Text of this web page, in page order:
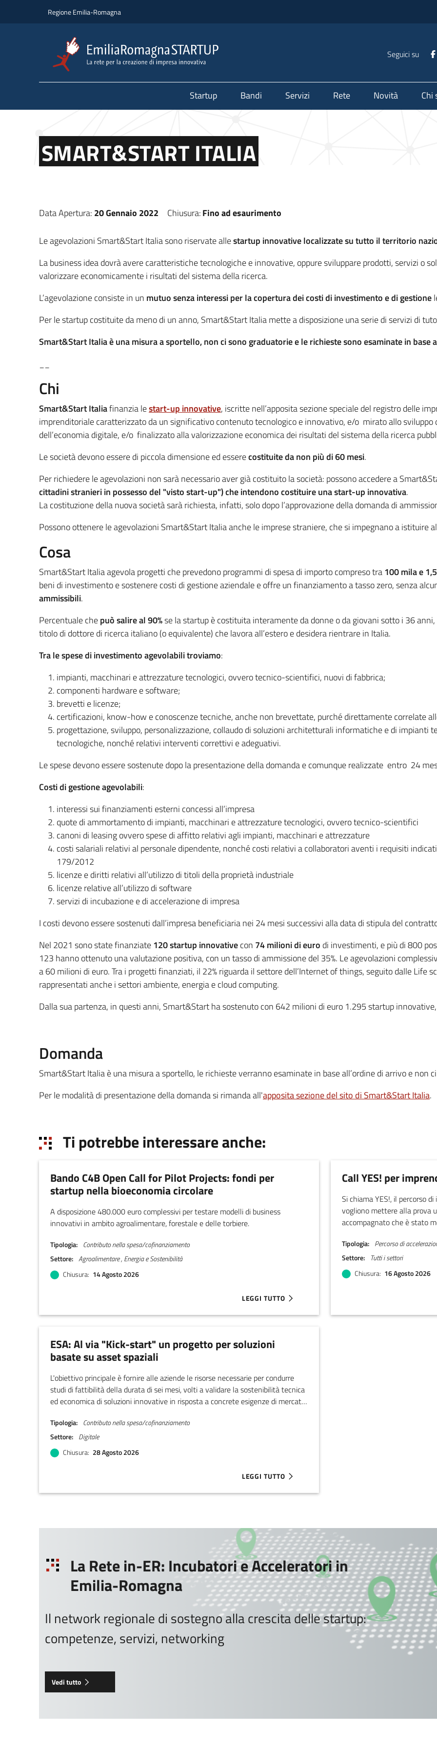
Regione Emilia-Romagna
Seguici su
Startup Bandi Servizi Rete Novità Chi
SMART&START ITALIA
Data Apertura: 20 Gennaio 2022 Chiusura:Fino ad esaurimento
Le agevolazioni Smart&Start Italia sono riservate allestartup innovative localizzate su tutto il territorio
La business idea dovrà avere caratteristiche tecnologiche e innovative, oppure sviluppare prodotti, servizi o
valorizzare economicamente i risultati del sistema della ricerca.
L’agevolazione consiste in un mutuo senza interessi per la copertura dei costi di investimento e di gestione
Per le startup costituite da meno di un anno, Smart&Start Italia mette a disposizione una serie di servizi di
Smart&Start Italia è una misura a sportello, non ci sono graduatorie e le richieste sono esaminate in base
Chi
Smart&Start Italiafinanzia lestart-up innovative, iscritte nell’apposita sezione speciale del registro delle
imprenditoriale caratterizzato da un significativo contenuto tecnologico e innovativo, e/o mirato allo sviluppo
dell’economia digitale, e/o finalizzato alla valorizzazione economica dei risultati del sistema della ricerca
Le società devono essere di piccola dimensione ed esserecostituite da non più di 60 mesi.
Per richiedere le agevolazioni non sarà necessario aver già costituito la società: possono accedere a
cittadini stranieri in possesso del "visto start-up") che intendono costituire una start-up innovativa.
La costituzione della nuova società sarà richiesta, infatti, solo dopo l’approvazione della domanda di
Possono ottenere le agevolazioni Smart&Start Italia anche le imprese straniere, che si impegnano a istituire
Cosa
Smart&Start Italia agevola progetti che prevedono programmi di spesa di importo compreso tra100 mila e
beni di investimento e sostenere costi di gestione aziendale e offre un finanziamento a tasso zero, senza
ammissibili.
Percentuale chepuò salire al 90%se la startup è costituita interamente da donne o da giovani sotto i 36
titolo di dottore di ricerca italiano (o equivalente) che lavora all’estero e desidera rientrare in Italia.
Tra le spese di investimento agevolabili troviamo:
impianti, macchinari e attrezzature tecnologici, ovvero tecnico-scientifici, nuovi di fabbrica;
componenti hardware e software;
brevetti e licenze;
certificazioni, know-how e conoscenze tecniche, anche non brevettate, purché direttamente correlate
progettazione, sviluppo, personalizzazione, collaudo di soluzioni architetturali informatiche e di impianti
tecnologiche, nonché relativi interventi correttivi e adeguativi.
Le spese devono essere sostenute dopo la presentazione della domanda e comunque realizzate entro 24
Costi di gestione agevolabili:
interessi sui finanziamenti esterni concessi all’impresa
quote di ammortamento di impianti, macchinari e attrezzature tecnologici, ovvero tecnico-scientifici
canoni di leasing ovvero spese di affitto relativi agli impianti, macchinari e attrezzature
costi salariali relativi al personale dipendente, nonché costi relativi a collaboratori aventi i requisiti
179/2012
licenze e diritti relativi all’utilizzo di titoli della proprietà industriale
licenze relative all’utilizzo di software
servizi di incubazione e di accelerazione di impresa
I costi devono essere sostenuti dall’impresa beneficiaria nei 24 mesi successivi alla data di stipula del
Nel 2021 sono state finanziate120 startup innovativecon 74 milioni di euro di investimenti, e più di 800
123 hanno ottenuto una valutazione positiva, con un tasso di ammissione del 35%. Le agevolazioni
a 60 milioni di euro. Tra i progetti finanziati, il 22% riguarda il settore dell’Internet of things, seguito dalle Life
rappresentati anche i settori ambiente, energia e cloud computing.
Dalla sua partenza, in questi anni, Smart&Start ha sostenuto con 642 milioni di euro 1.295 startup
Domanda
Smart&Start Italia è una misura a sportello, le richieste verranno esaminate in base all’ordine di arrivo e non
Per le modalità di presentazione della domanda si rimanda all'apposita sezione del sito di Smart&Start Italia.
Ti potrebbe interessare anche:
Bando C4B Open Call for Pilot Projects: fondi per
startup nella bioeconomia circolare
A disposizione 480.000 euro complessivi per testare modelli di business
innovativi in ambito agroalimentare, forestale e delle torbiere.
Tipologia
Contributo nella spesa/cofinanziamento
Settore
Agroalimentare , Energia e Sostenibilità
Chiusura 14 Agosto 2026
LEGGI TUTTO
ABOUT BANDO C4B OPEN CALL FOR PILOT PROJECTS:
Call YES! per
Si chiama YES!, il percorso
vogliono mettere alla prova
accompagnato che è stato
Tipologia
Percorso di
Settore
Tutti i settori
Chiusura 16 Agosto 2026
ESA: Al via "Kick-start" un progetto per soluzioni
basate su asset spaziali
L'obiettivo principale è fornire alle aziende le risorse necessarie per condurre
studi di fattibilità della durata di sei mesi, volti a validare la sostenibilità tecnica
ed economica di soluzioni innovative in risposta a concrete esigenze di mercato.
contratto.
Tipologia
Contributo nella spesa/cofinanziamento
Settore
Digitale
Chiusura 28 Agosto 2026
LEGGI TUTTO
ABOUT ESA: AL VIA "KICK-START" UN PROGETTO PER
La Rete in-ER: Incubatori e Acceleratori in
Emilia-Romagna
Il network regionale di sostegno alla crescita delle startup:
competenze, servizi, networking
Vedi tutto